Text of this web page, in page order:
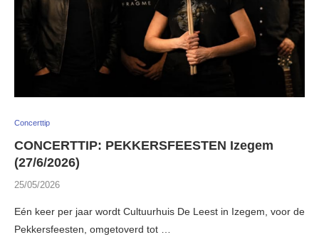
Concerttip
CONCERTTIP: PEKKERSFEESTEN Izegem
(27/6/2026)
25/05/2026
Eén keer per jaar wordt Cultuurhuis De Leest in Izegem, voor de
Pekkersfeesten, omgetoverd tot …